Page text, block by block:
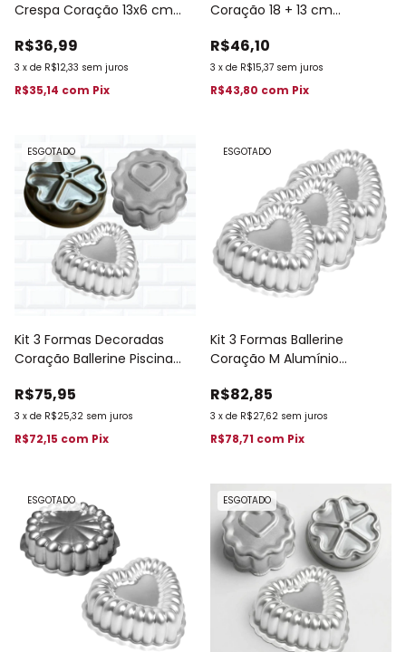
Crespa Coração 13x6 cm
R$36,99
3 x de R$12,33 sem juros
R$35,14 com Pix
Coração 18 + 13 cm
R$46,10
3 x de R$15,37 sem juros
R$43,80 com Pix
ESGOTADO
Kit 3 Formas Decoradas
Coração Ballerine Piscina
R$75,95
3 x de R$25,32 sem juros
R$72,15 com Pix
ESGOTADO
Kit 3 Formas Ballerine
Coração M Alumínio
R$82,85
3 x de R$27,62 sem juros
R$78,71 com Pix
ESGOTADO ESGOTADO